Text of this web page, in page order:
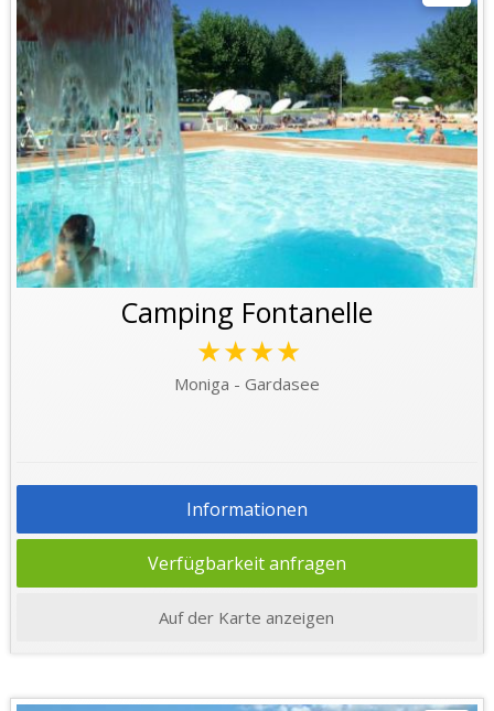
Camping Fontanelle
★★★★
Moniga - Gardasee
Informationen
Verfügbarkeit anfragen
Auf der Karte anzeigen